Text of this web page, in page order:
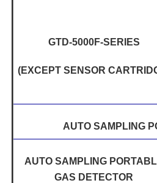
GTD-5000F-SERIES
(EXCEPT SENSOR
AUTO SAMPLING
AUTO SAMPLING
GAS DETECTOR